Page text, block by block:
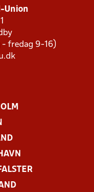
Union
- fredag 9-16)